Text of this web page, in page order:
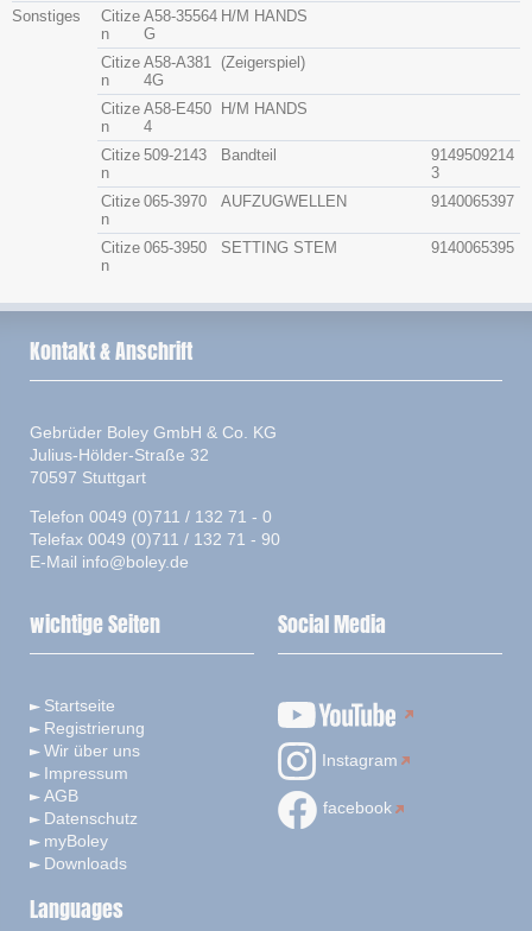
Sonstiges
Citize
n
A58-35564
G
H/M HANDS
Citize
n
A58-A381
4G
(Zeigerspiel)
Citize
n
A58-E450
4
H/M HANDS
Citize
n
509-2143 Bandteil
9149509214
3
Citize
n
065-3970 AUFZUGWELLEN 9140065397
Citize
n
065-3950 SETTING STEM 9140065395
Kontakt & Anschrift
Gebrüder Boley GmbH & Co. KG
Julius-Hölder-Straße 32
70597 Stuttgart
Telefon 0049 (0)711 / 132 71 - 0
Telefax 0049 (0)711 / 132 71 - 90
E-Mail info@boley.de
wichtige Seiten
Startseite
Registrierung
Wir über uns
Impressum
AGB
Datenschutz
myBoley
Downloads
Social Media
Instagram
facebook
Languages